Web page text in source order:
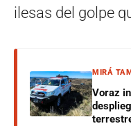
ilesas del golpe
MIRÁ
Voraz